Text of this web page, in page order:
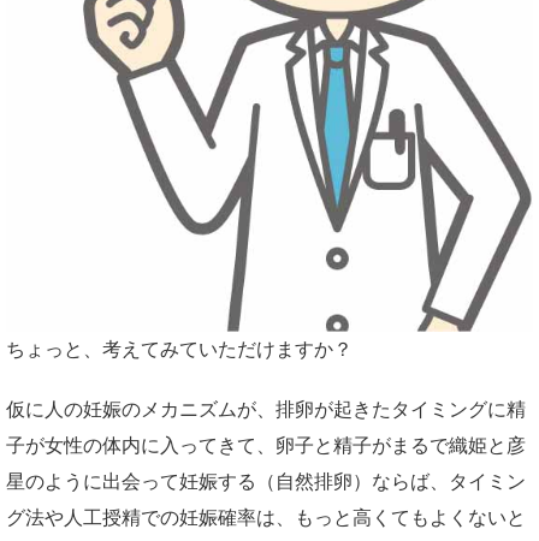
ちょっと、考えてみていただけますか？
仮に人の妊娠のメカニズムが、排卵が起きたタイミングに精
子が女性の体内に入ってきて、卵子と精子がまるで織姫と彦
星のように出会って妊娠する（自然排卵）ならば、タイミン
グ法や人工授精での妊娠確率は、もっと高くてもよくないと